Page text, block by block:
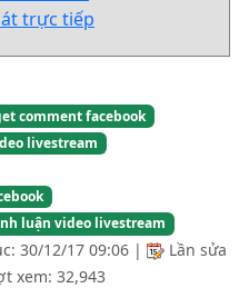
trực tiếp
comment facebook
livestream
luận video livestream
30/12/17 09:06 |
Lần sửa
xem: 32,943